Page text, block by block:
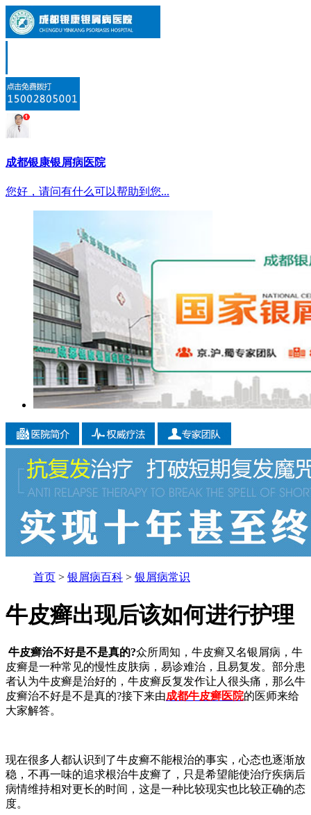
成都银康银屑病医院
您好，请问有什么可以帮助到您...
首页 > 银屑病百科 > 银屑病常识
牛皮癣出现后该如何进行护理
牛皮癣治不好是不是真的?众所周知，牛皮癣又名银屑病，牛
皮癣是一种常见的慢性皮肤病，易诊难治，且易复发。部分患
者认为牛皮癣是治好的，牛皮癣反复发作让人很头痛，那么牛
皮癣治不好是不是真的?接下来由成都牛皮癣医院的医师来给
大家解答。
现在很多人都认识到了牛皮癣不能根治的事实，心态也逐渐放
稳，不再一味的追求根治牛皮癣了，只是希望能使治疗疾病后
病情维持相对更长的时间，这是一种比较现实也比较正确的态
度。